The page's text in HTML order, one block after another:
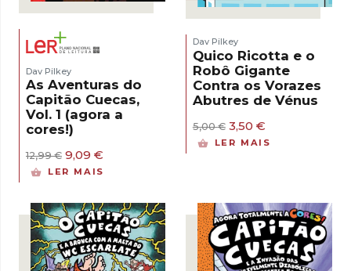
Dav Pilkey
As Aventuras do
Capitão Cuecas,
Vol. 1 (agora a
cores!)
12,99€ O
preço
12,99 €.
9,09 €
9,09 €.
LER MAIS
Dav Pilkey
Quico Ricotta e o
Robô Gigante
Contra os Vorazes
Abutres de Vénus
5,00€ O
preço
3,50 €O
preço
LER MAIS